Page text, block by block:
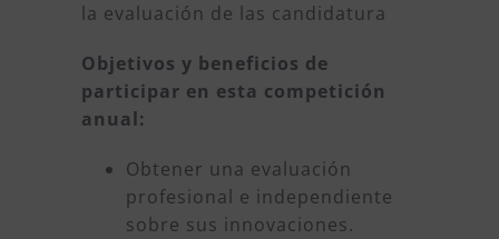
la evaluación de las candidatura
Objetivos y beneficios de
participar en esta competición
anual:
Obtener una evaluación
profesional e independiente
sobre sus innovaciones.